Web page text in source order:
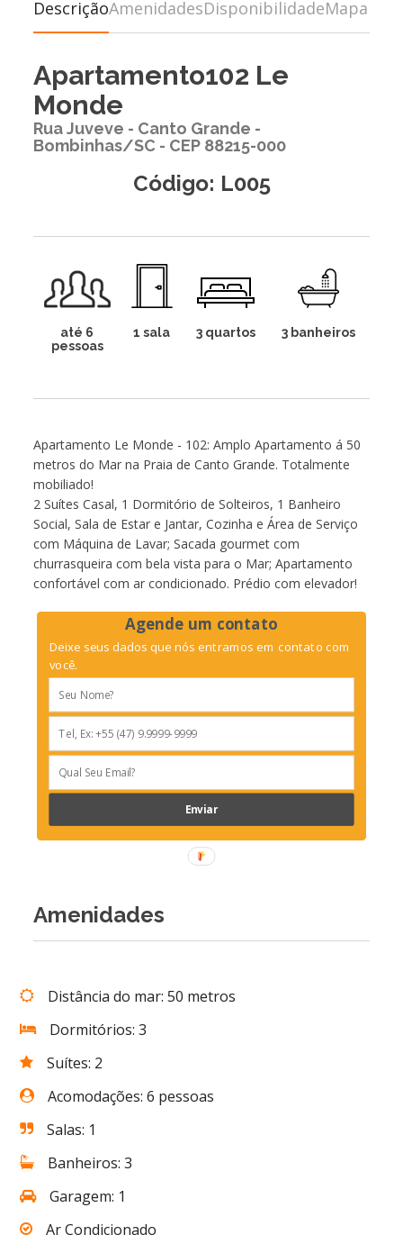
DescriçãoAmenidadesDisponibilidadeMapa
Apartamento102 Le
Monde
Rua Juveve - Canto Grande -
Bombinhas/SC - CEP 88215-000
Código: L005
até 6
pessoas
1 sala 3 quartos 3 banheiros
Apartamento Le Monde - 102: Amplo Apartamento á 50
metros do Mar na Praia de Canto Grande. Totalmente
mobiliado!
2 Suítes Casal, 1 Dormitório de Solteiros, 1 Banheiro
Social, Sala de Estar e Jantar, Cozinha e Área de Serviço
com Máquina de Lavar; Sacada gourmet com
churrasqueira com bela vista para o Mar; Apartamento
confortável com ar condicionado. Prédio com elevador!
Agende um contato
Deixe seus dados que nós entramos em contato com
você.
Enviar
Amenidades
Distância do mar: 50 metros
Dormitórios: 3
Suítes: 2
Acomodações: 6 pessoas
Salas: 1
Banheiros: 3
Garagem: 1
Ar Condicionado